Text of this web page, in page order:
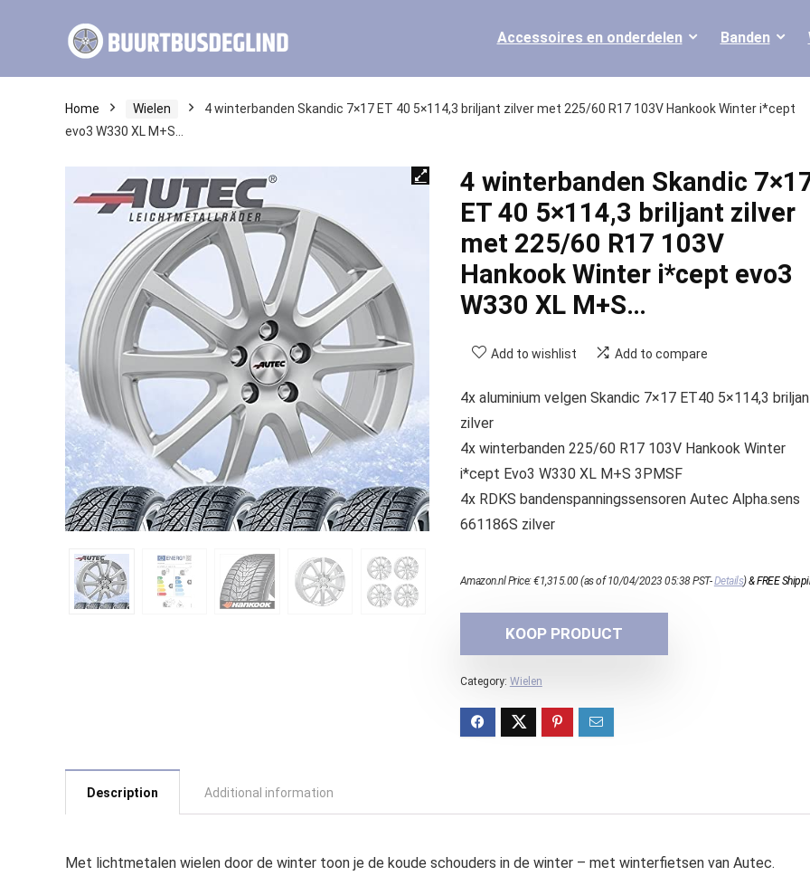
Accessoires en onderdelen Banden
Home Wielen
4 winterbanden Skandic 7×17 ET 40 5×114,3 briljant zilver met 225/60 R17 103V Hankook Winter i*cept
evo3 W330 XL M+S…
4 winterbanden Skandic
ET 40 5×114,3 briljant zilver
met 225/60 R17 103V
Hankook Winter i*cept evo3
W330 XL M+S…
Add to wishlist Add to compare
4x aluminium velgen Skandic 7×17 ET40 5×114,3
zilver
4x winterbanden 225/60 R17 103V Hankook Winter
i*cept Evo3 W330 XL M+S 3PMSF
4x RDKS bandenspanningssensoren Autec Alpha.sens
661186S zilver
Amazon.nl Price:€1,315.00(as of 10/04/2023 05:38 PST-Details)&FREE
KOOP PRODUCT
Category: Wielen
Description Additional information
Met lichtmetalen wielen door de winter toon je de koude schouders in de winter – met winterfietsen van Autec.